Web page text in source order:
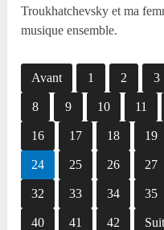
Troukhatchevsky et ma
musique ensemble.
Avant 1 2 3
8 9 10 11
16 17 18 19
24 25 26 27
32 33 34 35
40 41 42